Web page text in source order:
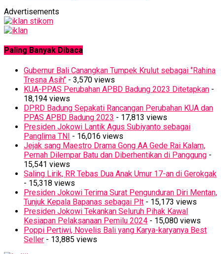
Advertisements
Paling Banyak Dibaca
Gubernur Bali Canangkan Tumpek Krulut sebagai ‘’Rahina
Tresna Asih’’ - 3,570 views
KUA-PPAS Perubahan APBD Badung 2023 Ditetapkan -
18,194 views
DPRD Badung Sepakati Rancangan Perubahan KUA dan
PPAS APBD Badung 2023 - 17,813 views
Presiden Jokowi Lantik Agus Subiyanto sebagai
Panglima TNI - 16,016 views
Jejak sang Maestro Drama Gong AA Gede Rai Kalam,
Pernah Dilempar Batu dan Diberhentikan di Panggung -
15,541 views
Saling Lirik, RR Tebas Dua Anak Umur 17-an di Gerokgak
- 15,318 views
Presiden Jokowi Terima Surat Pengunduran Diri Mentan,
Tunjuk Kepala Bapanas sebagai Plt - 15,173 views
Presiden Jokowi Tekankan Seluruh Pihak Kawal
Kesiapan Pelaksanaan Pemilu 2024 - 15,080 views
Poppi Pertiwi, Novelis Bali yang Karya-karyanya Best
Seller - 13,885 views